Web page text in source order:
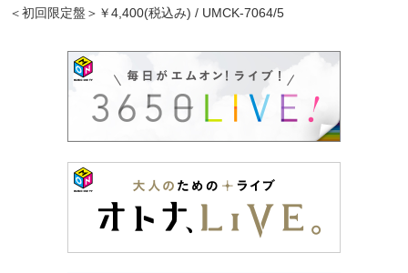
＜初回限定盤＞￥4,400(税込み) / UMCK-7064/5